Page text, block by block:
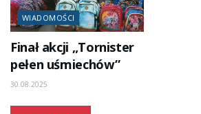
WIADOMOŚCI
Finał akcji „Tornister
pełen uśmiechów”
30.08.2025